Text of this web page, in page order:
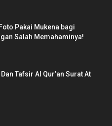
Pakai Mukena bagi
Salah Memahaminya!
Tafsir Al Qur’an Surat At